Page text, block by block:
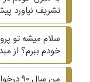
تشریف نیاورد
سلام میشه تو
خودم ببرم؟ از